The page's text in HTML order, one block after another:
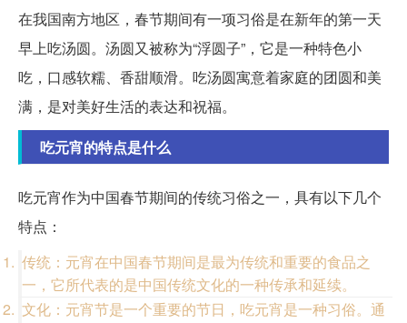
在我国南方地区，春节期间有一项习俗是在新年的第一天
早上吃汤圆。汤圆又被称为“浮圆子”，它是一种特色小
吃，口感软糯、香甜顺滑。吃汤圆寓意着家庭的团圆和美
满，是对美好生活的表达和祝福。
吃元宵的特点是什么
吃元宵作为中国春节期间的传统习俗之一，具有以下几个
特点：
传统：元宵在中国春节期间是最为传统和重要的食品之
一，它所代表的是中国传统文化的一种传承和延续。
文化：元宵节是一个重要的节日，吃元宵是一种习俗。通